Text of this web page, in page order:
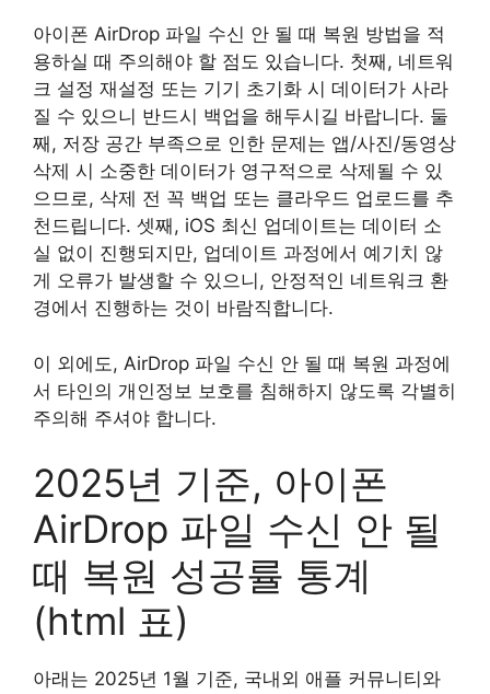
아이폰 AirDrop 파일 수신 안 될 때 복원 방법을 적
용하실 때 주의해야 할 점도 있습니다. 첫째, 네트워
크 설정 재설정 또는 기기 초기화 시 데이터가 사라
질 수 있으니 반드시 백업을 해두시길 바랍니다. 둘
째, 저장 공간 부족으로 인한 문제는 앱/사진/동영상
삭제 시 소중한 데이터가 영구적으로 삭제될 수 있
으므로, 삭제 전 꼭 백업 또는 클라우드 업로드를 추
천드립니다. 셋째, iOS 최신 업데이트는 데이터 소
실 없이 진행되지만, 업데이트 과정에서 예기치 않
게 오류가 발생할 수 있으니, 안정적인 네트워크 환
경에서 진행하는 것이 바람직합니다.
이 외에도, AirDrop 파일 수신 안 될 때 복원 과정에
서 타인의 개인정보 보호를 침해하지 않도록 각별히
주의해 주셔야 합니다.
2025년 기준, 아이폰
AirDrop 파일 수신 안 될
때 복원 성공률 통계
(html 표)
아래는 2025년 1월 기준, 국내외 애플 커뮤니티와